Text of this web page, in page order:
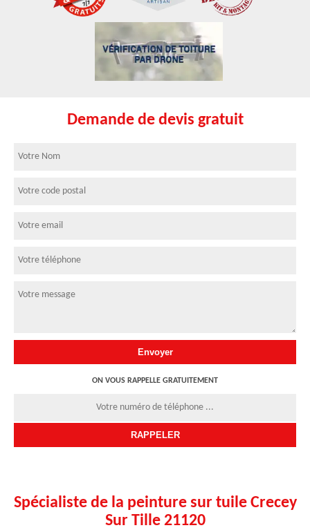
Demande de devis gratuit
ON VOUS RAPPELLE GRATUITEMENT
Spécialiste de la peinture sur tuile Crecey
Sur Tille 21120